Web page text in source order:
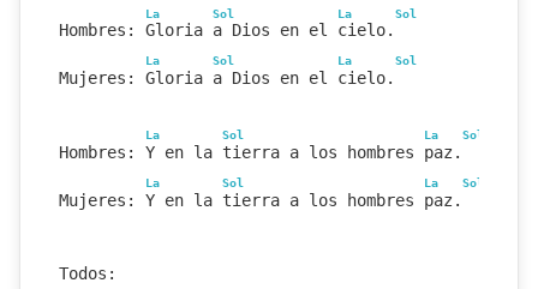
La Sol La Sol
Hombres: Gloria a Dios en el cielo.
La Sol La Sol
Mujeres: Gloria a Dios en el cielo.
La Sol La Sol
Hombres: Y en la tierra a los hombres paz.
La Sol La Sol
Mujeres: Y en la tierra a los hombres paz.
Todos: